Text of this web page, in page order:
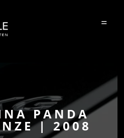
=
PANDA
| 2008